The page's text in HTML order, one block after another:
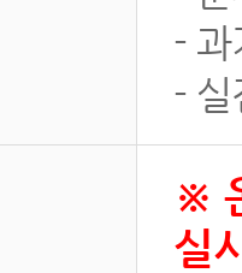
- 과
- 실
※
실